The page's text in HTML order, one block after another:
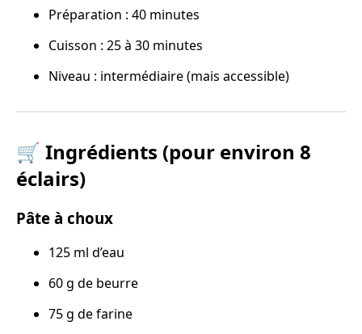
Préparation : 40 minutes
Cuisson : 25 à 30 minutes
Niveau : intermédiaire (mais accessible)
🛒 Ingrédients (pour environ 8
éclairs)
Pâte à choux
125 ml d’eau
60 g de beurre
75 g de farine